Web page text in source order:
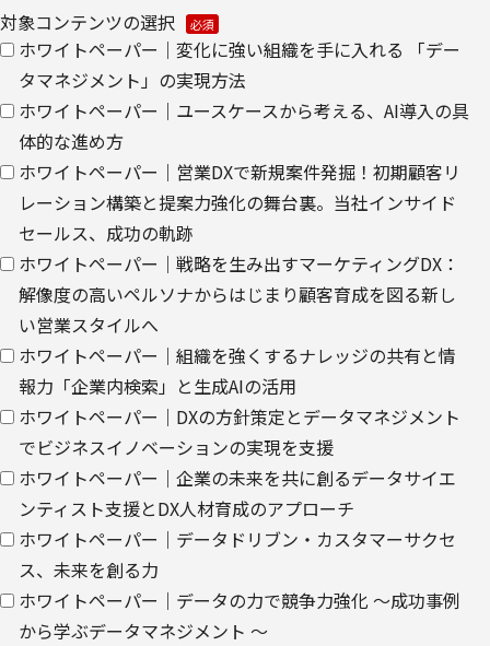
場合があります。取得可能なアクセス履歴は、メールに設定したリ
ンク先ページ、および当社と当社のグループ会社が運営・開設する
ウェブページ内に限られます。アクセス履歴は、市場分析、およ
び、これに基づく販売促進活動のために利用します。
ウェブサイトにおける、お客さまアクセス情報の取り扱いについ
て。
・クッキー（cookie）とウェブビーコンの使用によるアクセス情報
の収集
【第三者提供に関して】
当社はご提供いただきました個人情報を安全に管理し、以下の場合
を除き、ご本人の同意なく第三者に開示・提供しません。
・法令に基づく場合
・上記利用目的を実施するために、適切な機密保持契約を締結した
業務委託先へ委託する場合
・上記利用目的の範囲内で利用するために、当社のグループ会社お
よびパートナー企業に提供する場合
個人情報を提供する場合は、ご提供頂いた個人情報の全ての項目に
ついて、電子的な伝送または紙面/電子媒体による搬送もしくは手
渡しにて提供いたします。
対象コンテンツの選択
ホワイトペーパー｜変化に強い組織を手に入れる 「デー
タマネジメント」の実現方法
ホワイトペーパー｜ユースケースから考える、AI導入の具
体的な進め方
ホワイトペーパー｜営業DXで新規案件発掘！初期顧客リ
レーション構築と提案力強化の舞台裏。当社インサイド
セールス、成功の軌跡
ホワイトペーパー｜戦略を生み出すマーケティングDX：
解像度の高いペルソナからはじまり顧客育成を図る新し
い営業スタイルへ
ホワイトペーパー｜組織を強くするナレッジの共有と情
報力「企業内検索」と生成AIの活用
ホワイトペーパー｜DXの方針策定とデータマネジメント
でビジネスイノベーションの実現を支援
ホワイトペーパー｜企業の未来を共に創るデータサイエ
ンティスト支援とDX人材育成のアプローチ
ホワイトペーパー｜データドリブン・カスタマーサクセ
ス、未来を創る力
ホワイトペーパー｜データの力で競争力強化 ～成功事例
から学ぶデータマネジメント ～